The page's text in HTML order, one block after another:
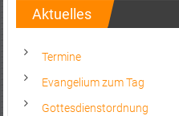
Aktuelles
Termine
Evangelium zum Tag
Gottesdienstordnung